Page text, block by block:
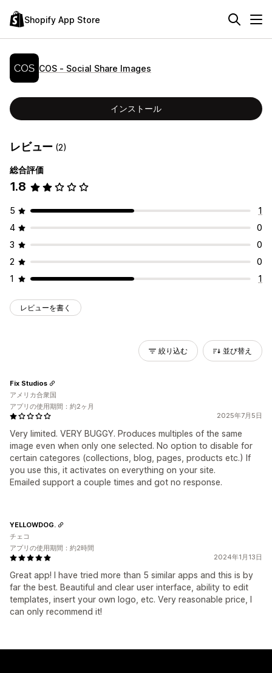
Shopify App Store
COS ‑ Social Share Images
インストール
レビュー (2)
総合評価
1.8
5
1
4
0
3
0
2
0
1
1
レビューを書く
絞り込む 並び替え
2025年7月5日
Very limited. VERY BUGGY. Produces multiples of the same
image even when only one selected. No option to disable for
certain categores (collections, blog, pages, products etc.) If
you use this, it activates on everything on your site.
Emailed support a couple times and got no response.
Fix Studios
アメリカ合衆国
アプリの使用期間：約2ヶ月
2024年1月13日
Great app! I have tried more than 5 similar apps and this is by
far the best. Beautiful and clear user interface, ability to edit
templates, insert your own logo, etc. Very reasonable price, I
can only recommend it!
YELLOWDOG.
チェコ
アプリの使用期間：約2時間